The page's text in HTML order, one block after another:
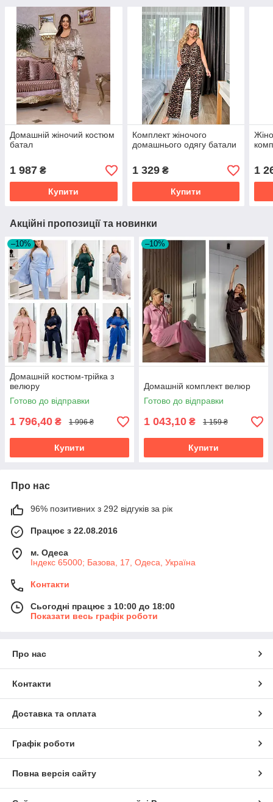
Домашній жіночий костюм
батал
1 987 ₴
Купити
Комплект жіночого
домашнього одягу батали
1 329₴
Купити
1
Акційні пропозиції та новинки
–10%
Домашній костюм-трійка з
велюру
Готово до відправки
1 796,40 ₴ 1 996 ₴
Купити
–10%
Домашній комплект велюр
Готово до відправки
1 043,10 ₴ 1 159 ₴
Купити
Про нас
96% позитивних з 292 відгуків за рік
Працює з 22.08.2016
м. Одеса
Індекс 65000; Базова, 17, Одеса, Україна
Контакти
Сьогодні працює з 10:00 до 18:00
Показати весь графік роботи
Про нас
Контакти
Доставка та оплата
Графік роботи
Повна версія сайту